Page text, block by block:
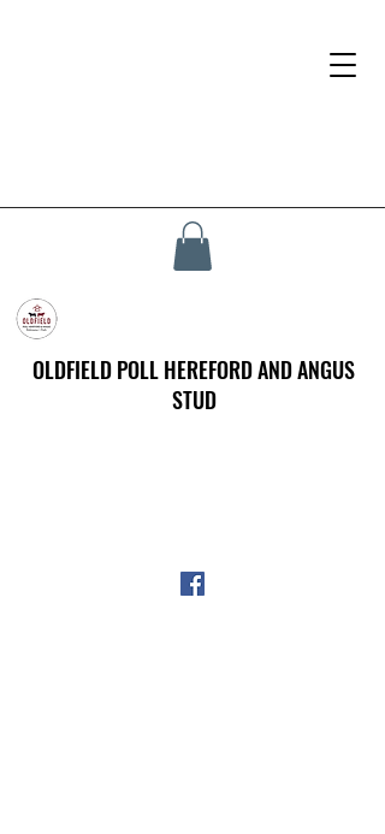
OLDFIELD POLL HEREFORD AND ANGUS
STUD